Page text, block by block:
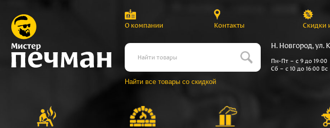
О компании Контакты Скидки
Найти все товары со скидкой
Н. Новгород, ул.
Пн-Пт – с 9 до 19:00
Сб – с 10 до 16:00 Вс